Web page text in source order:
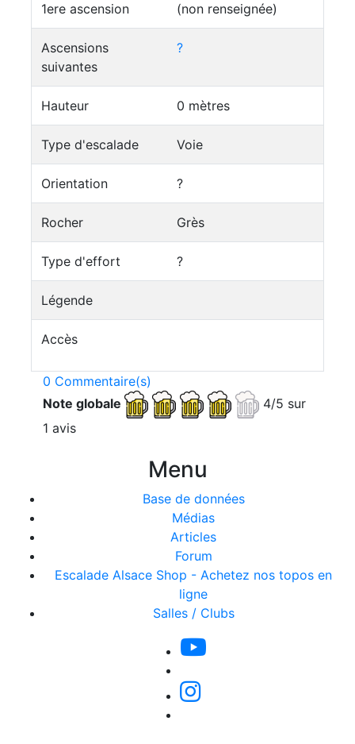
1ere ascension (non renseignée)
Ascensions
suivantes
?
Hauteur 0 mètres
Type d'escalade Voie
Orientation ?
Rocher Grès
Type d'effort ?
Légende
Accès
0 Commentaire(s)
Note globale
4/5 sur
1 avis
Menu
Base de données
Médias
Articles
Forum
Escalade Alsace Shop - Achetez nos topos en
ligne
Salles / Clubs